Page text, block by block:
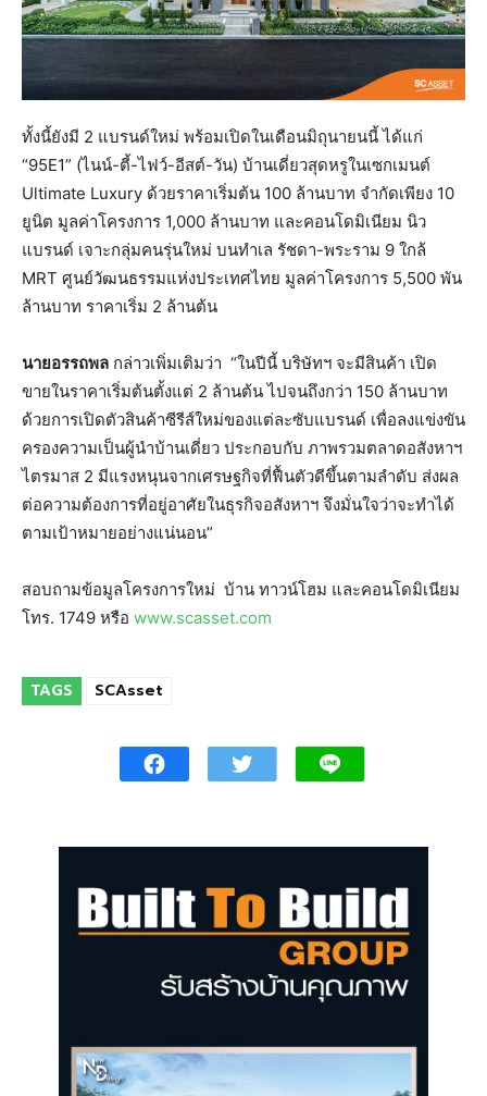
ทั้งนี้ยังมี 2 แบรนด์ใหม่ พร้อมเปิดในเดือนมิถุนายนนี้ ได้แก่
“95E1” (ไนน์-ตี้-ไฟว์-อีสต์-วัน) บ้านเดี่ยวสุดหรูในเซกเมนต์
Ultimate Luxury ด้วยราคาเริ่มต้น 100 ล้านบาท จำกัดเพียง 10
ยูนิต มูลค่าโครงการ 1,000 ล้านบาท และคอนโดมิเนียม นิว
แบรนด์ เจาะกลุ่มคนรุ่นใหม่ บนทำเล รัชดา-พระราม 9 ใกล้
MRT ศูนย์วัฒนธรรมแห่งประเทศไทย มูลค่าโครงการ 5,500 พัน
ล้านบาท ราคาเริ่ม 2 ล้านต้น
นายอรรถพล กล่าวเพิ่มเติมว่า “ในปีนี้ บริษัทฯ จะมีสินค้า เปิด
ขายในราคาเริ่มต้นตั้งแต่ 2 ล้านต้น ไปจนถึงกว่า 150 ล้านบาท
ด้วยการเปิดตัวสินค้าซีรีส์ใหม่ของแต่ละซับแบรนด์ เพื่อลงแข่งขัน
ครองความเป็นผู้นำบ้านเดี่ยว ประกอบกับ ภาพรวมตลาดอสังหาฯ
ไตรมาส 2 มีแรงหนุนจากเศรษฐกิจที่ฟื้นตัวดีขึ้นตามลำดับ ส่งผล
ต่อความต้องการที่อยู่อาศัยในธุรกิจอสังหาฯ จึงมั่นใจว่าจะทำได้
ตามเป้าหมายอย่างแน่นอน”
สอบถามข้อมูลโครงการใหม่ บ้าน ทาวน์โฮม และคอนโดมิเนียม
โทร. 1749 หรือ www.scasset.com
TAGS SCAsset